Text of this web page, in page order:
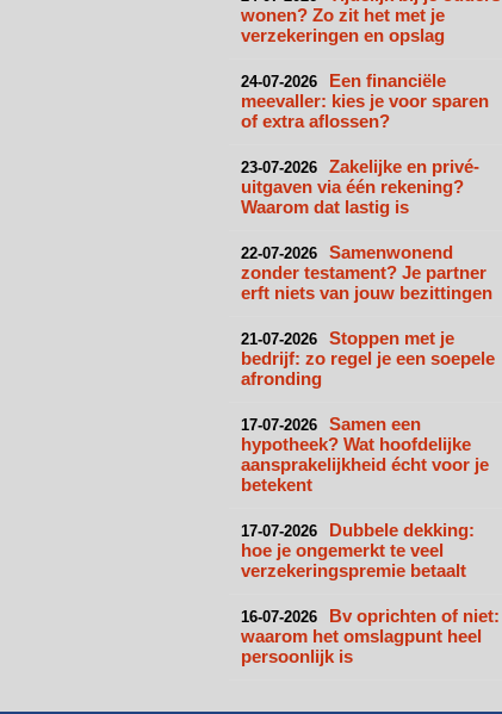
wonen? Zo zit het met je
verzekeringen en opslag
24-07-2026
Een financiële
meevaller: kies je voor sparen
of extra aflossen?
23-07-2026
Zakelijke en privé-
uitgaven via één rekening?
Waarom dat lastig is
22-07-2026
Samenwonend
zonder testament? Je partner
erft niets van jouw bezittingen
21-07-2026
Stoppen met je
bedrijf: zo regel je een soepele
afronding
17-07-2026
Samen een
hypotheek? Wat hoofdelijke
aansprakelijkheid écht voor je
betekent
17-07-2026
Dubbele dekking:
hoe je ongemerkt te veel
verzekeringspremie betaalt
16-07-2026
Bv oprichten of niet:
waarom het omslagpunt heel
persoonlijk is